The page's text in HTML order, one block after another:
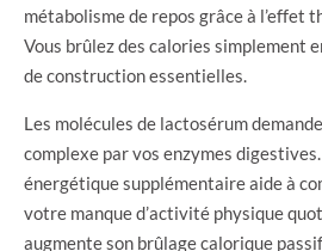
métabolisme de repos grâce à l’effet
Vous brûlez des calories simplement
de construction essentielles.
Les molécules de lactosérum
complexe par vos enzymes
énergétique supplémentaire aide à
votre manque d’activité physique
augmente son brûlage calorique